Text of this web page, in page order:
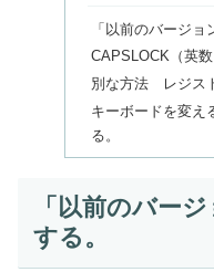
「以前のバージョ
CAPSLOCK（英数
別な方法 レジス
キーボードを変え
る。
「以前のバー
する。